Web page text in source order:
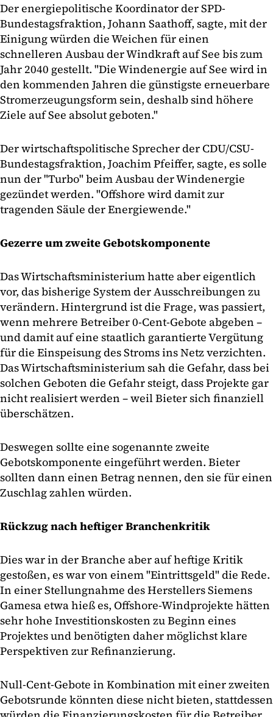
Der energiepolitische Koordinator der SPD-
Bundestagsfraktion, Johann Saathoff, sagte, mit der
Einigung würden die Weichen für einen
schnelleren Ausbau der Windkraft auf See bis zum
Jahr 2040 gestellt. "Die Windenergie auf See wird in
den kommenden Jahren die günstigste erneuerbare
Stromerzeugungsform sein, deshalb sind höhere
Ziele auf See absolut geboten."
Der wirtschaftspolitische Sprecher der CDU/CSU-
Bundestagsfraktion, Joachim Pfeiffer, sagte, es solle
nun der "Turbo" beim Ausbau der Windenergie
gezündet werden. "Offshore wird damit zur
tragenden Säule der Energiewende."
Gezerre um zweite Gebotskomponente
Das Wirtschaftsministerium hatte aber eigentlich
vor, das bisherige System der Ausschreibungen zu
verändern. Hintergrund ist die Frage, was passiert,
wenn mehrere Betreiber 0-Cent-Gebote abgeben –
und damit auf eine staatlich garantierte Vergütung
für die Einspeisung des Stroms ins Netz verzichten.
Das Wirtschaftsministerium sah die Gefahr, dass bei
solchen Geboten die Gefahr steigt, dass Projekte gar
nicht realisiert werden – weil Bieter sich finanziell
überschätzen.
Deswegen sollte eine sogenannte zweite
Gebotskomponente eingeführt werden. Bieter
sollten dann einen Betrag nennen, den sie für einen
Zuschlag zahlen würden.
Rückzug nach heftiger Branchenkritik
Dies war in der Branche aber auf heftige Kritik
gestoßen, es war von einem "Eintrittsgeld" die Rede.
In einer Stellungnahme des Herstellers Siemens
Gamesa etwa hieß es, Offshore-Windprojekte hätten
sehr hohe Investitionskosten zu Beginn eines
Projektes und benötigten daher möglichst klare
Perspektiven zur Refinanzierung.
Null-Cent-Gebote in Kombination mit einer zweiten
Gebotsrunde könnten diese nicht bieten, stattdessen